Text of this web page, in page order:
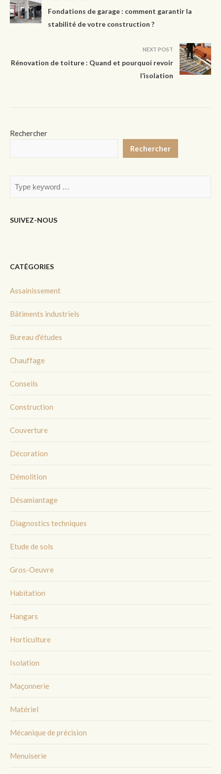
Fondations de garage : comment garantir la
stabilité de votre construction ?
NEXT POST
Rénovation de toiture : Quand et pourquoi revoir
l’isolation
Rechercher
Rechercher
SUIVEZ-NOUS
CATÉGORIES
Assainissement
Bâtiments industriels
Bureau d'études
Chauffage
Conseils
Construction
Couverture
Décoration
Démolition
Désamiantage
Diagnostics techniques
Etude de sols
Gros-Oeuvre
Habitation
Hangars
Horticulture
Isolation
Maçonnerie
Matériel
Mécanique de précision
Menuiserie